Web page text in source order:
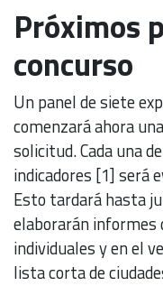
Próximos
concurso
Un panel de siete
comenzará ahora
solicitud. Cada una
indicadores [1] será
Esto tardará hasta
elaborarán informes
individuales y en el
lista corta de